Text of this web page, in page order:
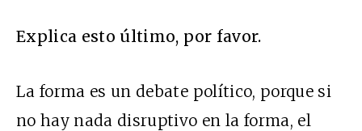
Explica esto último, por favor.
La forma es un debate político, porque si
no hay nada disruptivo en la forma, el